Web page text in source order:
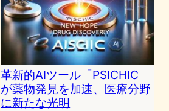
革新的AIツール「PSICHIC」
が薬物発見を加速、医療分野
に新たな光明